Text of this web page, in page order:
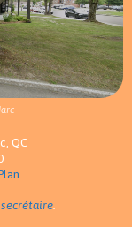
QC
.